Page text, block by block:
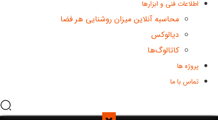
اطلاعات فنی و ابزارها
محاسبه آنلاین میزان روشنایی هر فضا
دیالوکس
کاتالوگ‌ها
پروژه ها
تماس با ما